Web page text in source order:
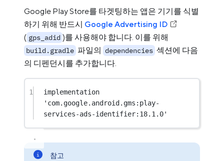
Google Play Store를 타겟팅하는 앱은 기기를 식별
하기 위해 반드시 Google Advertising ID
( gps_adid )를 사용해야 합니다. 이를 위해
build.gradle 파일의 dependencies 섹션에 다음
의 디펜던시를 추가합니다.
1
'com.google.android.gms:play-
services-ads-identifier:18.1.0'
참고